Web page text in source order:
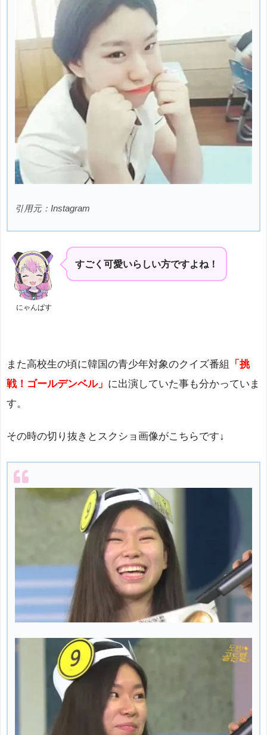
引用元：Instagram
にゃんぱす
すごく可愛いらしい方ですよね！
また高校生の頃に韓国の青少年対象のクイズ番組
「挑
戦！ゴールデンベル」 に出演していた事も分かっていま
す。
その時の切り抜きとスクショ画像がこちらです↓